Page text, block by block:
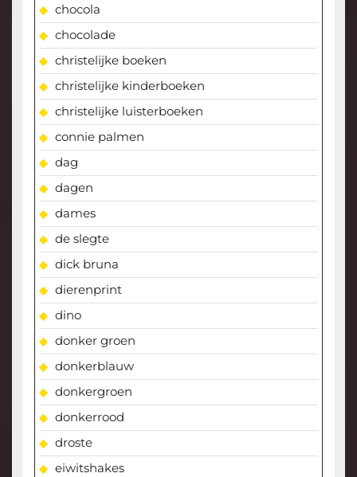
chocola
chocolade
christelijke boeken
christelijke kinderboeken
christelijke luisterboeken
connie palmen
dag
dagen
dames
de slegte
dick bruna
dierenprint
dino
donker groen
donkerblauw
donkergroen
donkerrood
droste
eiwitshakes